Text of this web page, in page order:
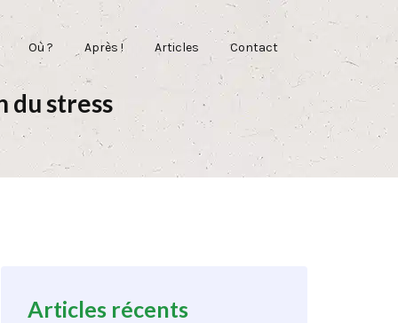
Où ? Après ! Articles Contact
du stress
Articles récents